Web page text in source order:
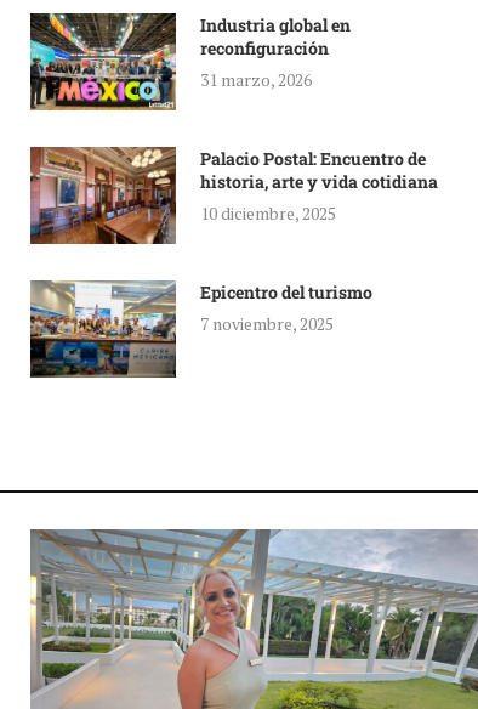
Industria global en
reconfiguración
31 marzo, 2026
Palacio Postal: Encuentro de
historia, arte y vida cotidiana
10 diciembre, 2025
Epicentro del turismo
7 noviembre, 2025